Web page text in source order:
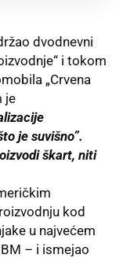
dvodnevni
i tokom
„Crvena
je
je suvišno”.
škart, niti
kod
u najvećem
– i ismejao